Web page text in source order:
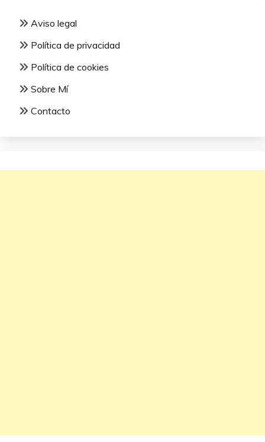
Aviso legal
Política de privacidad
Política de cookies
Sobre Mí
Contacto